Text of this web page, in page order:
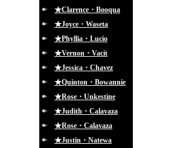
★Clarence・Booqua
★Joyce・Waseta
★Phyllia・Lucio
★Vernon・Vacit
★Jessica・Chavez
★Quinton・Bowannie
★Rose・Unkestine
★Judith・Calavaza
★Rose・Calavaza
★Justin・Natewa